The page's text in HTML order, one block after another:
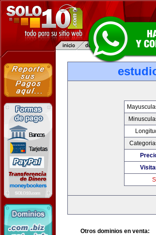
Otros dominios en venta: